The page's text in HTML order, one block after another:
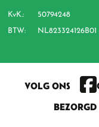
KvK.: 50794248
BTW: NL823324126B01
VOLG ONS